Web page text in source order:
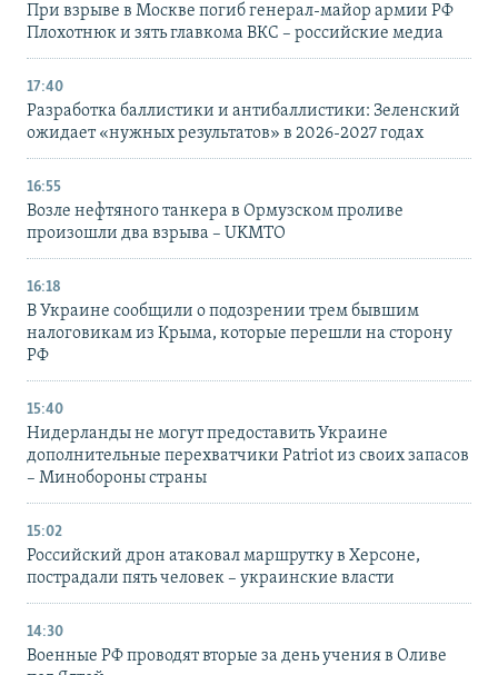
При взрыве в Москве погиб генерал-майор армии РФ
Плохотнюк и зять главкома ВКС – российские медиа
17:40
Разработка баллистики и антибаллистики: Зеленский
ожидает «нужных результатов» в 2026-2027 годах
16:55
Возле нефтяного танкера в Ормузском проливе
произошли два взрыва – UKMTO
16:18
В Украине сообщили о подозрении трем бывшим
налоговикам из Крыма, которые перешли на сторону
РФ
15:40
Нидерланды не могут предоставить Украине
дополнительные перехватчики Patriot из своих запасов
– Минобороны страны
15:02
Российский дрон атаковал маршрутку в Херсоне,
пострадали пять человек – украинские власти
14:30
Военные РФ проводят вторые за день учения в Оливе